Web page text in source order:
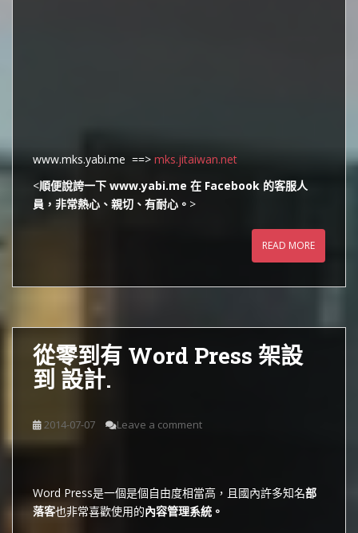
www.mks.yabi.me ==> mks.jitaiwan.net
<順便說誇一下 www.yabi.me 在 Facebook 的客服人
員，非常熱心、親切、有耐心。 >
READ MORE
從零到有 Word Press 架設
到 設計.
2014-07-07 Leave a comment
Word Press是一個是個自由度相當高，且國內許多知名部
落客也非常喜歡使用的內容管理系統。